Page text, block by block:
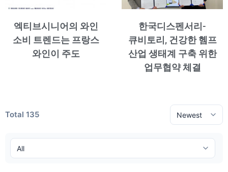
엑티브시니어의 와인
소비 트렌드는 프랑스
와인이 주도
한국디스펜서리-
큐비토리, 건강한 헴프
산업 생태계 구축 위한
업무협약 체결
Total 135